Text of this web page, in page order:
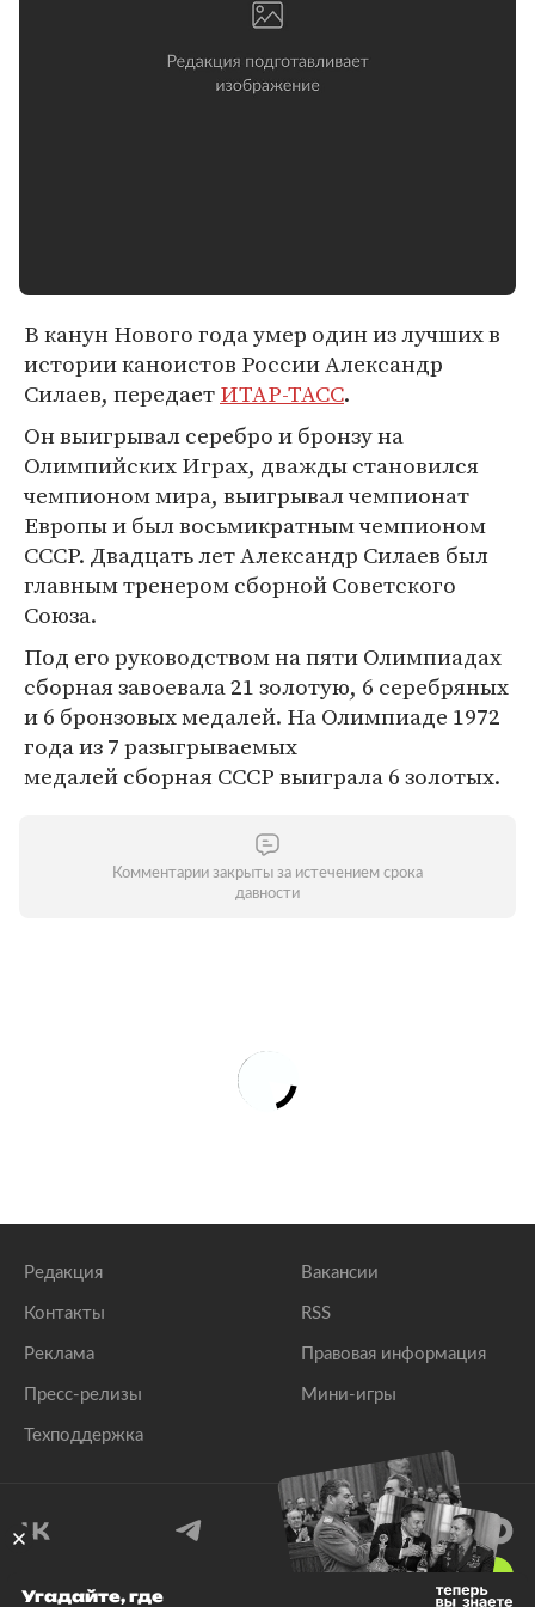
В канун Нового года умер один из лучших в
истории каноистов России Александр
Силаев, передаетИТАР-ТАСС.
Он выигрывал серебро и бронзу на
Олимпийских Играх, дважды становился
чемпионом мира, выигрывал чемпионат
Европы и был восьмикратным чемпионом
СССР. Двадцать лет Александр Силаев был
главным тренером сборной Советского
Союза.
Под его руководством на пяти Олимпиадах
сборная завоевала 21 золотую, 6 серебряных
и 6 бронзовых медалей. На Олимпиаде 1972
года из 7 разыгрываемых
медалей сборная СССР выиграла 6 золотых.
Комментарии закрыты за истечением срока
давности
Редакция
Контакты
Реклама
Пресс-релизы
Техподдержка
Вакансии
RSS
Правовая информация
Мини-игры
Угадайте, где